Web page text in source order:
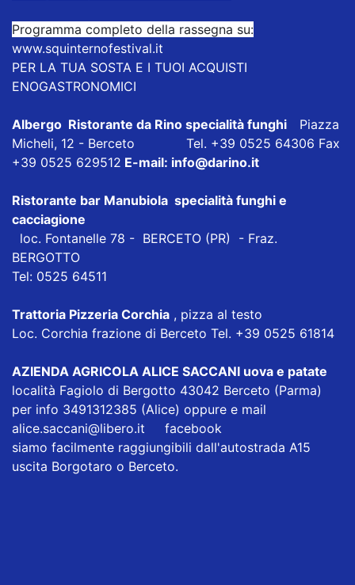
Programma completo della rassegna su:
www.squinternofestival.it
PER LA TUA SOSTA E I TUOI ACQUISTI
ENOGASTRONOMICI
Albergo Ristorante da Rino specialità funghi Piazza
Micheli, 12 - Berceto Tel. +39 0525 64306 Fax
+39 0525 629512 E-mail: info@darino.it
Ristorante bar Manubiola specialità funghi e
cacciagione
loc. Fontanelle 78 - BERCETO (PR) - Fraz.
BERGOTTO
Tel: 0525 64511
Trattoria Pizzeria Corchia , pizza al testo
Loc. Corchia frazione di Berceto Tel. +39 0525 61814
AZIENDA AGRICOLA ALICE SACCANI uova e patate
località Fagiolo di Bergotto 43042 Berceto (Parma)
per info 3491312385 (Alice) oppure e mail
alice.saccani@libero.it
facebook
siamo facilmente raggiungibili dall'autostrada A15
uscita Borgotaro o Berceto.